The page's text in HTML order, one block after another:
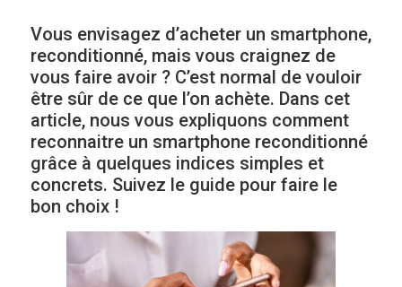
Vous envisagez d’acheter un smartphone,
reconditionné, mais vous craignez de
vous faire avoir ? C’est normal de vouloir
être sûr de ce que l’on achète. Dans cet
article, nous vous expliquons comment
reconnaitre un smartphone reconditionné
grâce à quelques indices simples et
concrets. Suivez le guide pour faire le
bon choix !